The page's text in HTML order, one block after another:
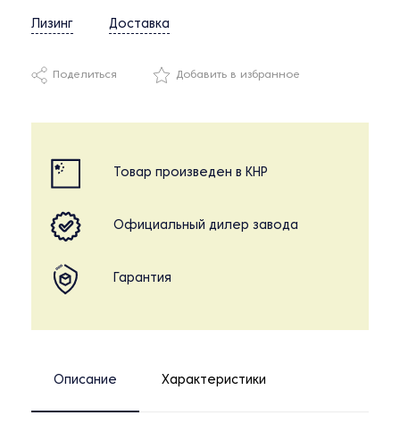
Лизинг Доставка
Поделиться Добавить в избранное
Товар произведен в КНР
Официальный дилер завода
Гарантия
Описание Характеристики